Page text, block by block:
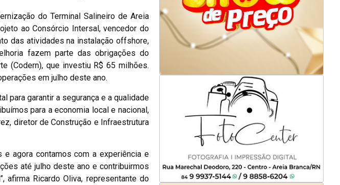
do Terminal Salineiro de Areia
ao Consórcio Intersal, vencedor do
das atividades na instalação offshore,
fazem parte das obrigações do
(Codern), que investiu R$ 65 milhões.
em julho deste ano.
para garantir a segurança e a qualidade
para a economia local e nacional,
diretor de Construção e Infraestrutura
e agora contamos com a experiência e
até julho deste ano e contribuirmos
afirma Ricardo Oliva, representante do